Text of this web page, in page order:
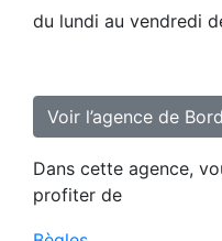
du lundi au vendredi
Voir l’agence de
Dans cette agence,
profiter de